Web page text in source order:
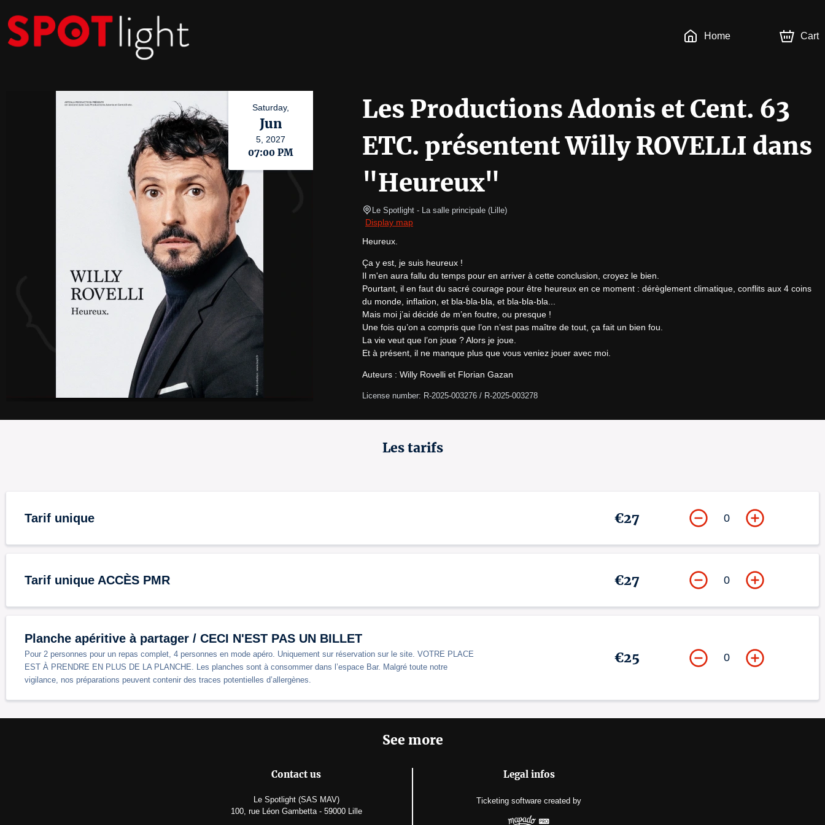
Home Cart
Saturday,
Jun
5, 2027
07:00 PM
Les Productions Adonis et Cent. 63
ETC. présentent Willy ROVELLI dans
"Heureux"
Le Spotlight - La salle principale (Lille)
Display map
Heureux.
Ça y est, je suis heureux !
Il m'en aura fallu du temps pour en arriver à cette conclusion, croyez le bien.
Pourtant, il en faut du sacré courage pour être heureux en ce moment : dérèglement climatique, conflits aux 4 coins
du monde, inflation, et bla-bla-bla, et bla-bla-bla...
Mais moi j’ai décidé de m’en foutre, ou presque !
Une fois qu’on a compris que l’on n’est pas maître de tout, ça fait un bien fou.
La vie veut que l’on joue ? Alors je joue.
Et à présent, il ne manque plus que vous veniez jouer avec moi.
Auteurs : Willy Rovelli et Florian Gazan
License number: R-2025-003276 / R-2025-003278
Les tarifs
Tarif unique €27 0
Tarif unique ACCÈS PMR €27 0
Planche apéritive à partager / CECI N'EST PAS UN BILLET
Pour 2 personnes pour un repas complet, 4 personnes en mode apéro. Uniquement sur réservation sur le site. VOTRE PLACE
EST À PRENDRE EN PLUS DE LA PLANCHE. Les planches sont à consommer dans l’espace Bar. Malgré toute notre
vigilance, nos préparations peuvent contenir des traces potentielles d’allergènes.
€25 0
See more
Contact us
Le Spotlight (SAS MAV)
100, rue Léon Gambetta - 59000 Lille
Legal infos
Ticketing software created by